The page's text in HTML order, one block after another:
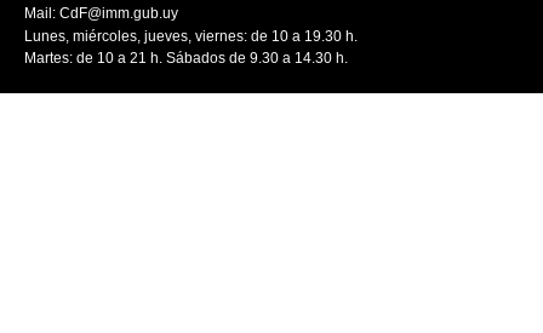
Mail: CdF@imm.gub.uy
Lunes, miércoles, jueves, viernes: de 10 a 19.30 h.
Martes: de 10 a 21 h. Sábados de 9.30 a 14.30 h.